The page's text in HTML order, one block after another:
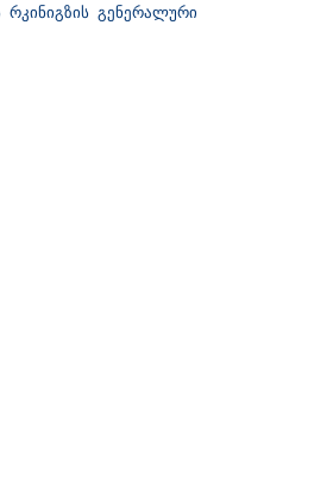
გენერალური